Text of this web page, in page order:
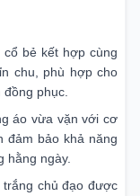
cổ bẻ kết hợp cùng
chu, phù hợp cho
phục.
áo vừa vặn với cơ
đảm bảo khả năng
hằng ngày.
trắng chủ đạo được